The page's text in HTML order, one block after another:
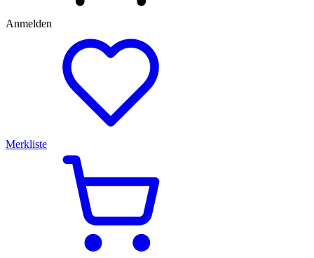
Anmelden
Merkliste